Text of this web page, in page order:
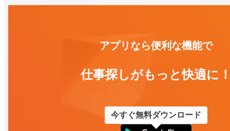
アプリなら便利な機能で
仕事探しがもっと快適に
今すぐ無料ダウンロード